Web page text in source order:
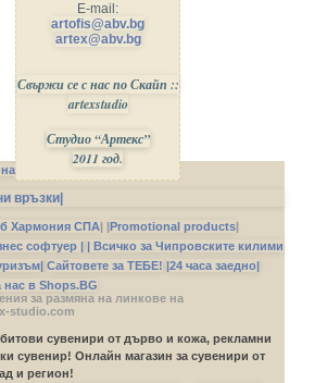
E-mail:
artofis@abv.bg
artex@abv.bg
Свържи се с нас по Скайп ::
artexstudio
Студио “Артекс”
2011 год.
Сайта
връзки|
Хармония СПА| |Promotional products|
софтуер | | Всичко за Чипровските килими
Сайтовете за ТЕБЕ! |24 часа заедно|
нас в Shops.BG
за размяна на линкове на
studio.com
сувенири от дърво и кожа, рекламни
сувенир! Онлайн магазин за сувенири от
и регион!